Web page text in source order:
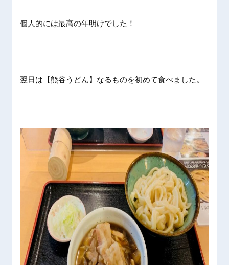
個人的には最高の年明けでした！
翌日は【熊谷うどん】なるものを初めて食べました。